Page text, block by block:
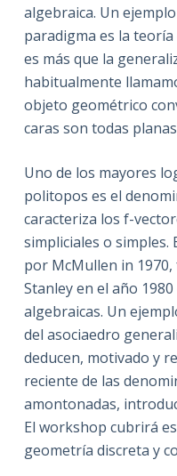
algebraica. Un
paradigma es la
es más que la
habitualmente
objeto geométrico
caras son todas
Uno de los mayores
politopos es el
caracteriza los f-
simpliciales o
por McMullen in
Stanley en el año
algebraicas. Un
del asociaedro
deducen, motivado y
reciente de las
amontonadas,
El workshop cubrirá
geometría discreta y